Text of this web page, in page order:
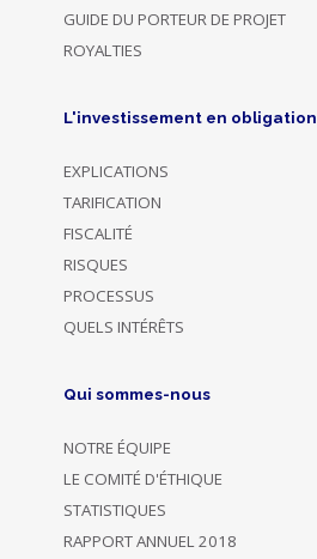
GUIDE DU PORTEUR DE PROJET
ROYALTIES
L'investissement en obligation
EXPLICATIONS
TARIFICATION
FISCALITÉ
RISQUES
PROCESSUS
QUELS INTÉRÊTS
Qui sommes-nous
NOTRE ÉQUIPE
LE COMITÉ D'ÉTHIQUE
STATISTIQUES
RAPPORT ANNUEL 2018